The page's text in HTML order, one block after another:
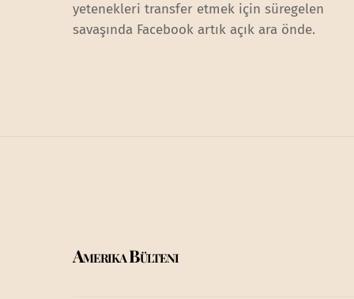
yetenekleri transfer etmek için süregelen
savaşında Facebook artık açık ara önde.
Amerika Bülteni